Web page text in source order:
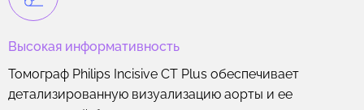
Высокая информативность
Томограф Philips Incisive CT Plus обеспечивает
детализированную визуализацию аорты и ее